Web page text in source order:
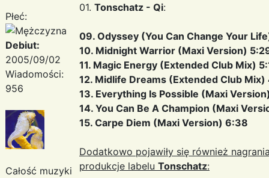
Płeć:
Debiut:
2005/09/02
Wiadomości:
956
Całość muzyki
01. Tonschatz - Qi:
09. Odyssey (You Can Change Your
10. Midnight Warrior (Maxi Version)
11. Magic Energy (Extended Club Mix)
12. Midlife Dreams (Extended Club Mix)
13. Everything Is Possible (Maxi
14. You Can Be A Champion (Maxi
15. Carpe Diem (Maxi Version) 6:38
Dodatkowo pojawiły się również
produkcje labelu Tonschatz: